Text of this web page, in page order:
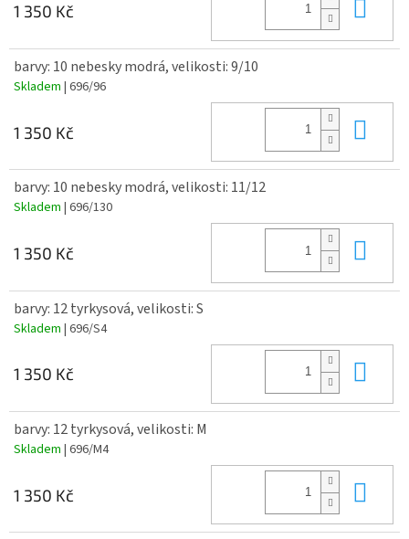
1 350 Kč
barvy: 10 nebesky modrá, velikosti: 9/10
Skladem | 696/96
1 350 Kč
barvy: 10 nebesky modrá, velikosti: 11/12
Skladem | 696/130
1 350 Kč
barvy: 12 tyrkysová, velikosti: S
Skladem | 696/S4
1 350 Kč
barvy: 12 tyrkysová, velikosti: M
Skladem | 696/M4
1 350 Kč